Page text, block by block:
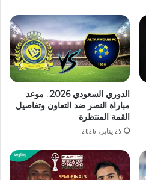
الدوري السعودي 2026.. موعد
مباراة النصر ضد التعاون وتفاصيل
القمة المنتظرة
25 يناير، 2026